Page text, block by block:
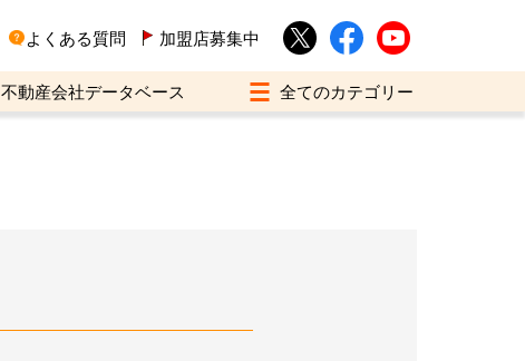
よくある質問 加盟店募集中
不動産会社データベース